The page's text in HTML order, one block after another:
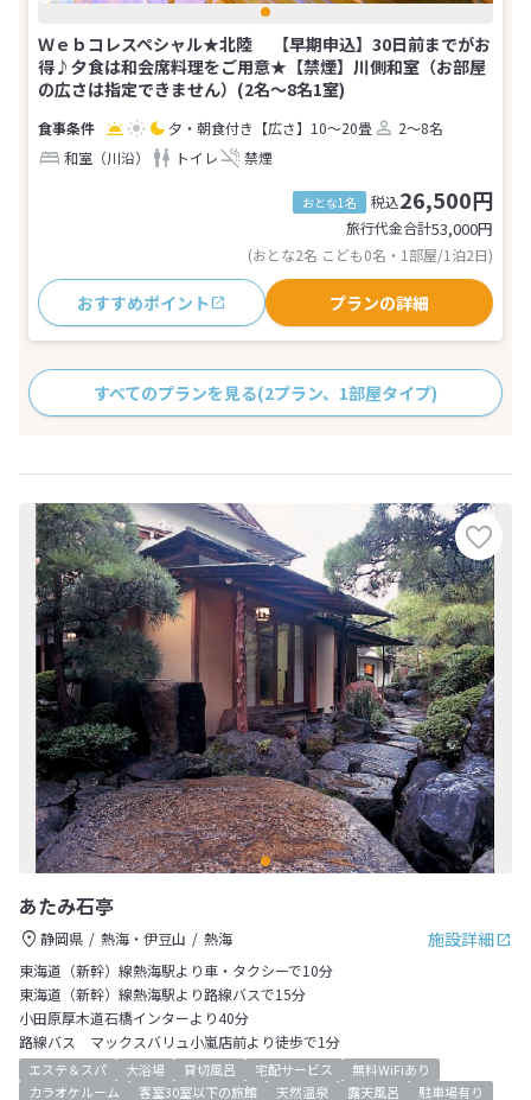
Ｗｅｂコレスペシャル★北陸 【早期申込】30日前までがお
得♪夕食は和会席料理をご用意★【禁煙】川側和室（お部屋
の広さは指定できません）(2名～8名1室)
夕・朝食付き 【広さ】10～20畳
2～8名
和室（川沿）
トイレ 禁煙
おとな1名 税込26,500円
旅行代金合計53,000円
(おとな2名 こども0名・1部屋/1泊2日)
おすすめポイント プランの詳細
すべてのプランを見る(2プラン、1部屋タイプ)
あたみ石亭
施設詳細
静岡県 熱海・伊豆山
熱海
東海道（新幹）線熱海駅より車・タクシーで10分
東海道（新幹）線熱海駅より路線バスで15分
小田原厚木道石橋インターより40分
路線バス マックスバリュ小嵐店前より徒歩で1分
エステ＆スパ 大浴場 貸切風呂 宅配サービス
無料WiFiあり
カラオケルーム
客室30室以下の旅館 天然温泉 露天風呂 駐車場有り